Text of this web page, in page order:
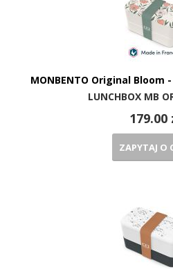
MONBENTO Original
LUNCHBOX MB
179.00
ZAPYTAJ O